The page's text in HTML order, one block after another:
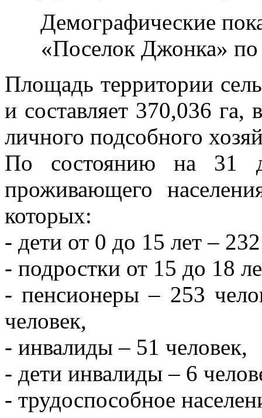
Демографические
«Поселок Джонка» по
Площадь территории
и составляет 370,036 га,
личного подсобного
По состоянию на 31
проживающего
которых:
- дети от 0 до 15 лет –
- подростки от 15 до 18
- пенсионеры – 253
человек,
- инвалиды – 51 человек,
- дети инвалиды – 6
- трудоспособное